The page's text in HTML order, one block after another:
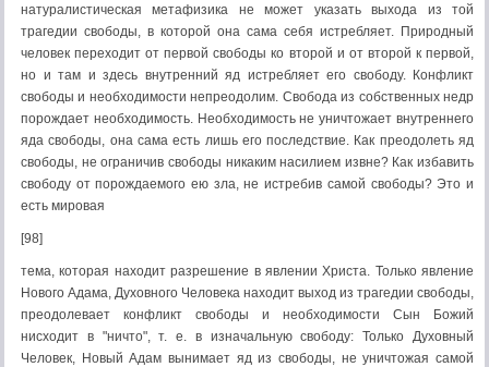
натуралистическая метафизика не может указать выхода из той
трагедии свободы, в которой она сама себя истребляет. Природный
человек переходит от первой свободы ко второй и от второй к первой,
но и там и здесь внутренний яд истребляет его свободу. Конфликт
свободы и необходимости непреодолим. Свобода из собственных недр
порождает необходимость. Необходимость не уничтожает внутреннего
яда свободы, она сама есть лишь его последствие. Как преодолеть яд
свободы, не ограничив свободы никаким насилием извне? Как избавить
свободу от порождаемого ею зла, не истребив самой свободы? Это и
есть мировая
[98]
тема, которая находит разрешение в явлении Христа. Только явление
Нового Адама, Духовного Человека находит выход из трагедии свободы,
преодолевает конфликт свободы и необходимости Сын Божий
нисходит в "ничто", т. е. в изначальную свободу: Только Духовный
Человек, Новый Адам вынимает яд из свободы, не уничтожая самой